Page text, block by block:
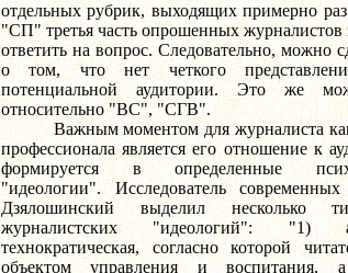
отдельных рубрик, выходящих примерно
"СП" третья часть опрошенных журналистов
ответить на вопрос. Следовательно, можно
о том, что нет четкого
потенциальной аудитории. Это же
относительно "ВС", "СГВ".
Важным моментом для журналиста как
профессионала является его отношение к
формируется в определенные
"идеологии". Исследователь
Дзялошинский выделил несколько
журналистских "идеологий": "1)
технократическая, согласно которой
объектом управления и воспитания,